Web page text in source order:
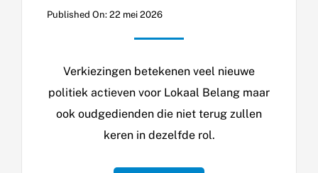
Published On: 22 mei 2026
Verkiezingen betekenen veel nieuwe
politiek actieven voor Lokaal Belang maar
ook oudgedienden die niet terug zullen
keren in dezelfde rol.